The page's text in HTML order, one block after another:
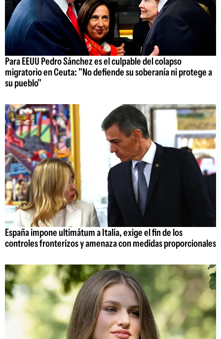
Para EEUU Pedro Sánchez es el culpable del colapso
migratorio en Ceuta: "No defiende su soberanía ni protege a
su pueblo"
España impone ultimátum a Italia, exige el fin de los
controles fronterizos y amenaza con medidas proporcionales